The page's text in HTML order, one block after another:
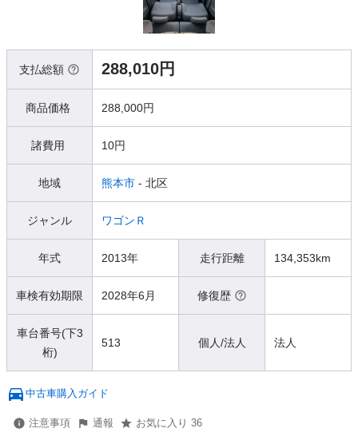
支払総額 288,010円
商品価格 288,000円
諸費用 10円
地域 熊本市 - 北区
ジャンル ワゴンＲ
年式 2013年 走行距離 134,353km
車検有効期限 2028年6月 修復歴
車台番号(下3
桁)
513 個人/法人 法人
中古車購入ガイド
注意事項 通報 お気に入り 36